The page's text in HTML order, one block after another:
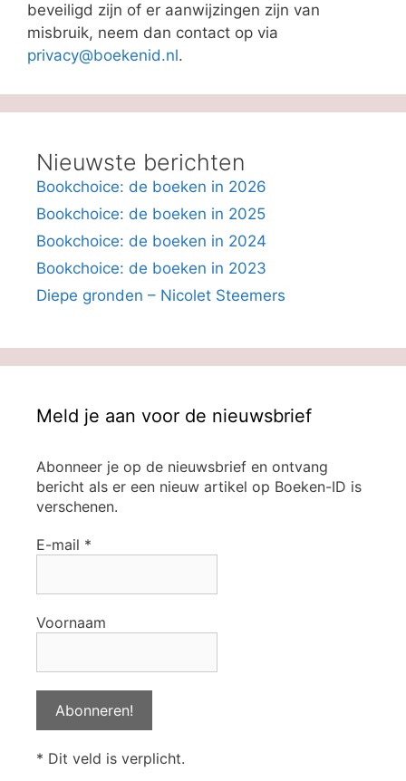
beveiligd zijn of er aanwijzingen zijn van
misbruik, neem dan contact op via
privacy@boekenid.nl.
Nieuwste berichten
Bookchoice: de boeken in 2026
Bookchoice: de boeken in 2025
Bookchoice: de boeken in 2024
Bookchoice: de boeken in 2023
Diepe gronden – Nicolet Steemers
Meld je aan voor de nieuwsbrief
Abonneer je op de nieuwsbrief en ontvang
bericht als er een nieuw artikel op Boeken-ID is
verschenen.
E-mail *
Voornaam
* Dit veld is verplicht.